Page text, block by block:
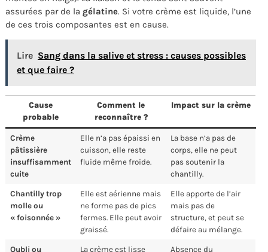
assurées par de la gélatine. Si votre crème est liquide, l’une
de ces trois composantes est en cause.
Lire Sang dans la salive et stress : causes possibles
et que faire ?
Cause
probable
Comment le
reconnaître ?
Impact sur la crème
Crème
pâtissière
insuffisamment
cuite
Elle n’a pas épaissi en
cuisson, elle reste
fluide même froide.
La base n’a pas de
corps, elle ne peut
pas soutenir la
chantilly.
Chantilly trop
molle ou
« foisonnée »
Elle est aérienne mais
ne forme pas de pics
fermes. Elle peut avoir
graissé.
Elle apporte de l’air
mais pas de
structure, et peut se
défaire au mélange.
Oubli ou
La crème est lisse
Absence du